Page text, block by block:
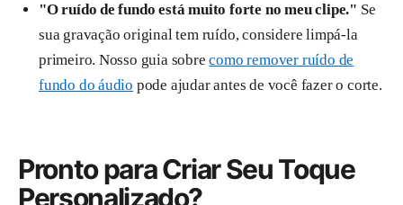
"O ruído de fundo está muito forte no meu clipe." Se
sua gravação original tem ruído, considere limpá-la
primeiro. Nosso guia sobrecomo remover ruído de
fundo do áudio pode ajudar antes de você fazer o corte.
Pronto para Criar Seu Toque
Personalizado?